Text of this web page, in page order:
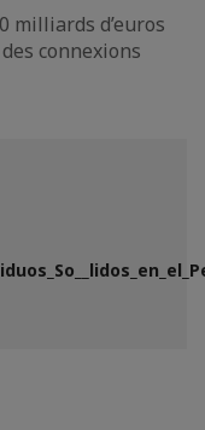
milliards d’euros
connexions